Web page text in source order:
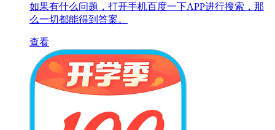
如果有什么问题，打开手机百度一下APP进行搜索，那
么一切都能得到答案。
查看